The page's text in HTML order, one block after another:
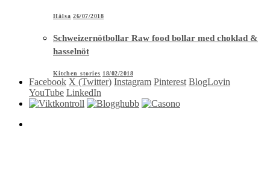
Hälsa 26/07/2018
Schweizernötbollar Raw food bollar med choklad &
hasselnöt
Kitchen stories 18/02/2018
Facebook X (Twitter) Instagram Pinterest BlogLovin
YouTube LinkedIn